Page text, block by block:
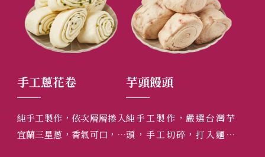
入
正
芋頭饅頭
純手工製作，嚴選台灣芋
頭，手工切碎，打入麵糰
心太軟
本店特別選用皮薄、肉厚、
籽小、甜度高的上等紅棗，